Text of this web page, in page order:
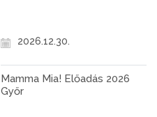
2026.12.30.
Mamma Mia! Előadás 2026
Győr